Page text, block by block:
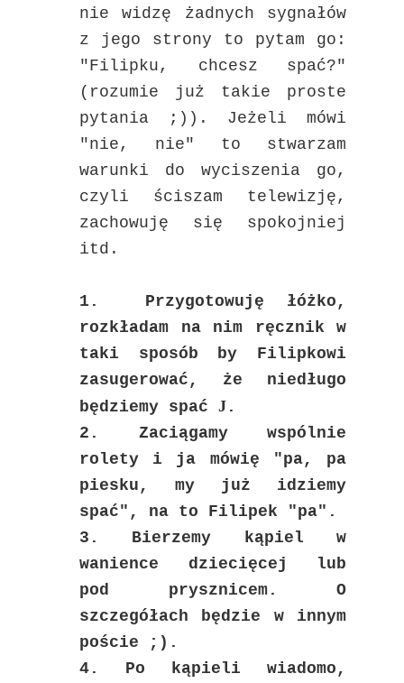
nie widzę żadnych sygnałów
z jego strony to pytam go:
"Filipku, chcesz spać?"
(rozumie już takie proste
pytania ;)). Jeżeli mówi
"nie, nie" to stwarzam
warunki do wyciszenia go,
czyli ściszam telewizję,
zachowuję się spokojniej
itd.
1. Przygotowuję łóżko,
rozkładam na nim ręcznik w
taki sposób by Filipkowi
zasugerować, że niedługo
będziemy spać J .
2. Zaciągamy wspólnie
rolety i ja mówię "pa, pa
piesku, my już idziemy
spać", na to Filipek "pa".
3. Bierzemy kąpiel w
wanience dziecięcej lub
pod prysznicem. O
szczegółach będzie w innym
poście ;).
4. Po kąpieli wiadomo,